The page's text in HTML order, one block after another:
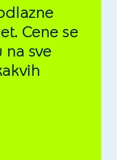
Cene se
sve